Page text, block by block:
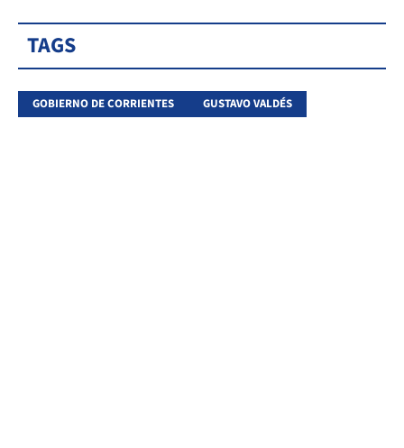
TAGS
GOBIERNO DE CORRIENTES GUSTAVO VALDÉS